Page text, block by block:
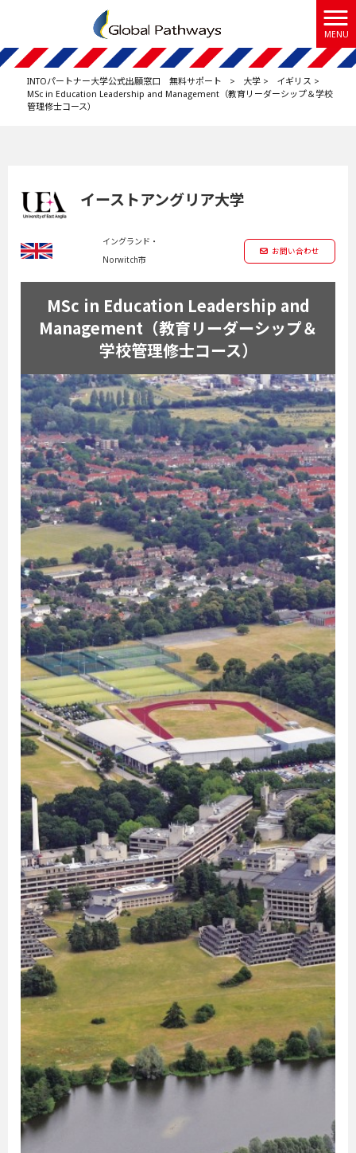
MENU
INTOパートナー大学公式出願窓口 無料サポート > 大学 > イギリス >
MSc in Education Leadership and Management（教育リーダーシップ＆学校
管理修士コース）
イーストアングリア大学
イングランド・
Norwitch市
お問い合わせ
MSc in Education Leadership and
Management（教育リーダーシップ＆
学校管理修士コース）